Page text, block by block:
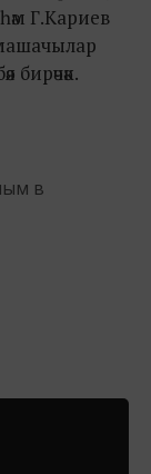
Г.Кариев
в